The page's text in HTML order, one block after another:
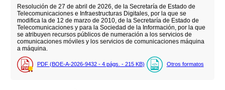
Resolución de 27 de abril de 2026, de la Secretaría de Estado de
Telecomunicaciones e Infraestructuras Digitales, por la que se
modifica la de 12 de marzo de 2010, de la Secretaría de Estado de
Telecomunicaciones y para la Sociedad de la Información, por la que
se atribuyen recursos públicos de numeración a los servicios de
comunicaciones móviles y los servicios de comunicaciones máquina
a máquina.
PDF (BOE-A-2026-9432 - 4 págs. - 215 KB) Otros formatos